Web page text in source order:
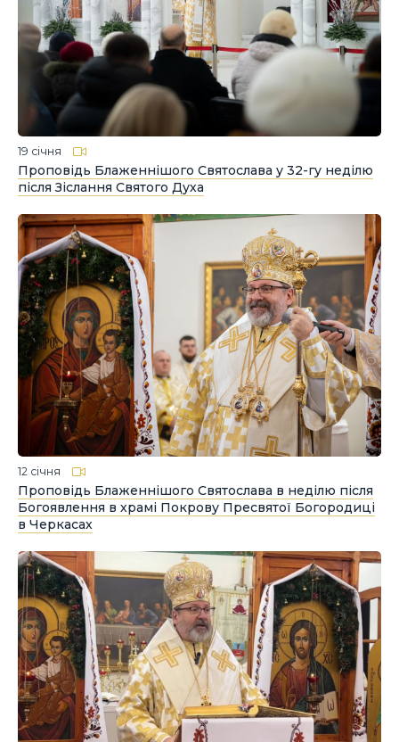
19 січня
Проповідь Блаженнішого Святослава у 32-гу неділю
після Зіслання Святого Духа
12 січня
Проповідь Блаженнішого Святослава в неділю після
Богоявлення в храмі Покрову Пресвятої Богородиці
в Черкасах